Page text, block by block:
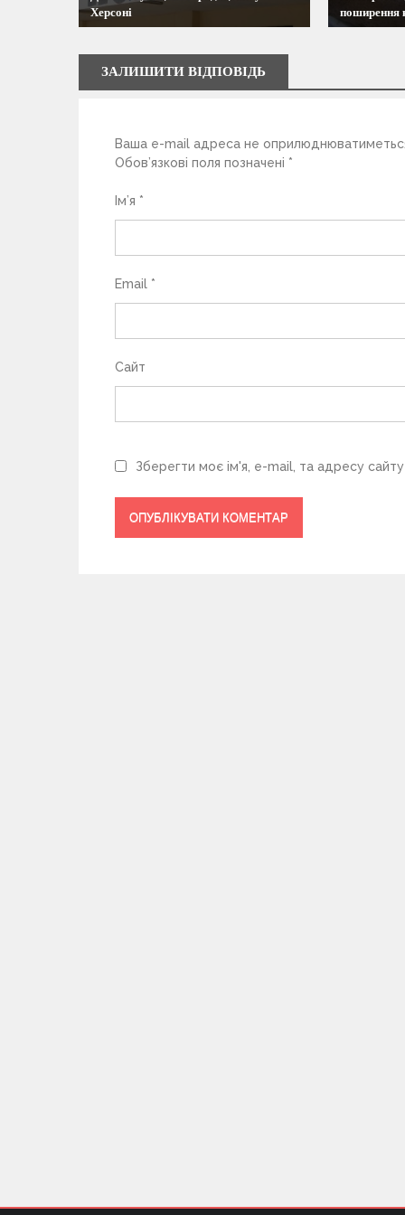
з
а
и
с
і
в
Херсоні
поширення
ЗАЛИШИТИ ВІДПОВІДЬ
Ваша e-mail адреса не
Обов’язкові поля позначені *
Ім’я *
Email *
Сайт
Зберегти моє ім'я, e-mail, та адресу